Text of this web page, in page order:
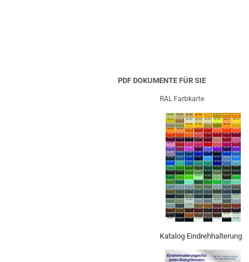
PDF DOKUMENTE FÜR SIE
RAL Farbkarte
Katalog Eindrehhalterung